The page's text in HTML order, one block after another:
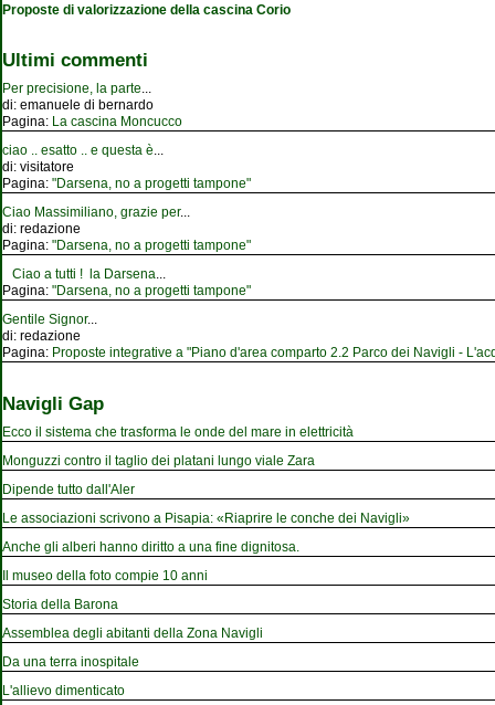
Proposte di valorizzazione della cascina Corio
Ultimi commenti
Per precisione, la parte
di: emanuele di bernardo
Pagina: La cascina Moncucco
ciao .. esatto .. e questa è
di: visitatore
Pagina: "Darsena, no a progetti tampone"
Ciao Massimiliano, grazie per...
di: redazione
Pagina: "Darsena, no a progetti tampone"
Ciao a tutti ! la Darsena
Pagina: "Darsena, no a progetti tampone"
Gentile Signor...
di: redazione
Pagina: Proposte integrative a "Piano d'area comparto 2.2 Parco dei Navigli -
Navigli Gap
Ecco il sistema che trasforma le onde del mare in elettricità
Monguzzi contro il taglio dei platani lungo viale Zara
Dipende tutto dall'Aler
Le associazioni scrivono a Pisapia: «Riaprire le conche dei Navigli»
Anche gli alberi hanno diritto a una fine dignitosa.
Il museo della foto compie 10 anni
Storia della Barona
Assemblea degli abitanti della Zona Navigli
Da una terra inospitale
L'allievo dimenticato